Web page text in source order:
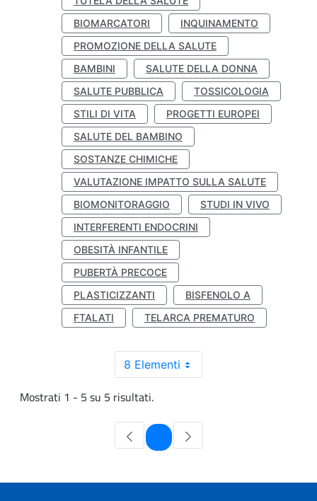
BIOMARCATORI
INQUINAMENTO
PROMOZIONE DELLA SALUTE
BAMBINI
SALUTE DELLA DONNA
SALUTE PUBBLICA
TOSSICOLOGIA
STILI DI VITA
PROGETTI EUROPEI
SALUTE DEL BAMBINO
SOSTANZE CHIMICHE
VALUTAZIONE IMPATTO SULLA SALUTE
BIOMONITORAGGIO
STUDI IN VIVO
INTERFERENTI ENDOCRINI
OBESITÀ INFANTILE
PUBERTÀ PRECOCE
PLASTICIZZANTI
BISFENOLO A
FTALATI
TELARCA PREMATURO
8 Elementi
Mostrati 1 - 5 su 5 risultati.
Pagina